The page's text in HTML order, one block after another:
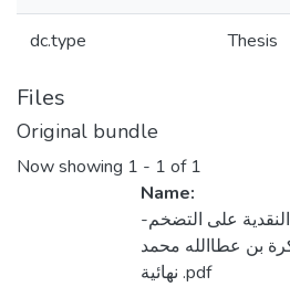
dc.type Thesis
Files
Original bundle
Now showing 1 - 1 of 1
Name:
-أثر السياسة النقدية على التضخم
بن عطاالله محمد
نهائية .pdf